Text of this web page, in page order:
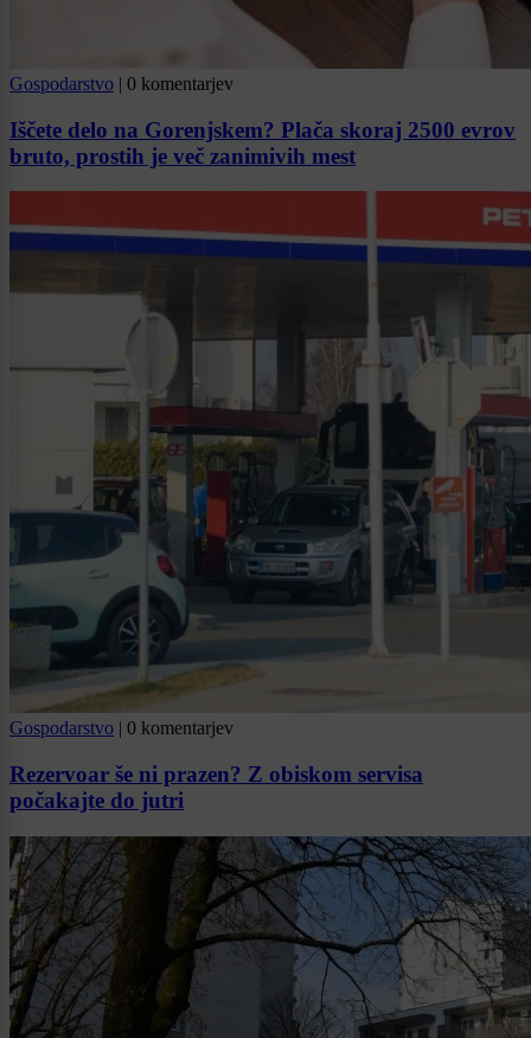
Gospodarstvo | 0 komentarjev
Iščete delo na Gorenjskem? Plača skoraj 2500 evrov
bruto, prostih je več zanimivih mest
Gospodarstvo | 0 komentarjev
Rezervoar še ni prazen? Z obiskom servisa
počakajte do jutri